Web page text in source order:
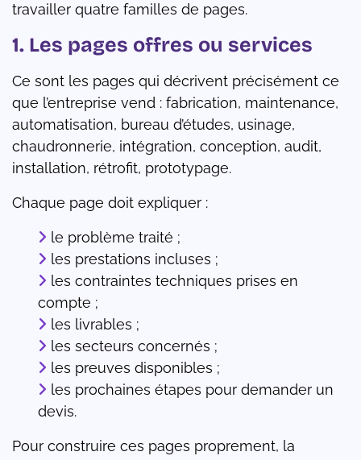
travailler quatre familles de pages.
1. Les pages offres ou services
Ce sont les pages qui décrivent précisément ce
que l’entreprise vend : fabrication, maintenance,
automatisation, bureau d’études, usinage,
chaudronnerie, intégration, conception, audit,
installation, rétrofit, prototypage.
Chaque page doit expliquer :
le problème traité ;
les prestations incluses ;
les contraintes techniques prises en
compte ;
les livrables ;
les secteurs concernés ;
les preuves disponibles ;
les prochaines étapes pour demander un
devis.
Pour construire ces pages proprement, la